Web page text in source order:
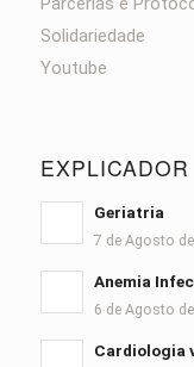
Solidariedade
Youtube
EXPLICADOR
Geriatria
7 de Agosto
Anemia
6 de Agosto
Cardiologia